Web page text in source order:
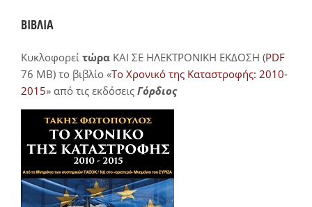
ΒΙΒΛΙΑ
Κυκλοφορεί τώρα ΚΑΙ ΣΕ ΗΛΕΚΤΡΟΝΙΚΗ ΕΚΔΟΣΗ (PDF
76 MB) το βιβλίο «Το Χρονικό της Καταστροφής: 2010-
2015» από τις εκδόσεις Γόρδιος